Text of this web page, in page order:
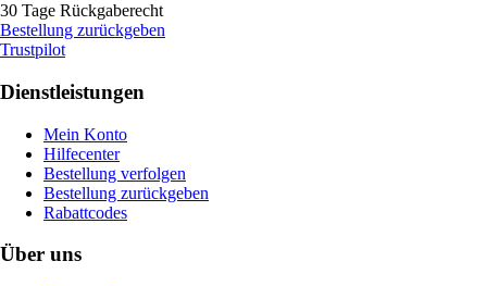
30 Tage Rückgaberecht
Bestellung zurückgeben
Trustpilot
Dienstleistungen
Mein Konto
Hilfecenter
Bestellung verfolgen
Bestellung zurückgeben
Rabattcodes
Über uns